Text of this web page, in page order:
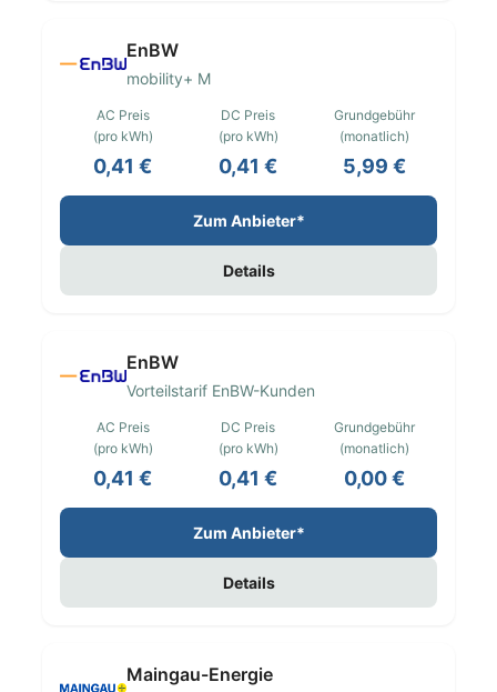
EnBW
mobility+ M
AC Preis
(pro kWh)
0,41 €
DC Preis
(pro kWh)
0,41 €
Grundgebühr
(monatlich)
5,99 €
Zum Anbieter*
Details
EnBW
Vorteilstarif EnBW-Kunden
AC Preis
(pro kWh)
0,41 €
DC Preis
(pro kWh)
0,41 €
Grundgebühr
(monatlich)
0,00 €
Zum Anbieter*
Details
Maingau-Energie